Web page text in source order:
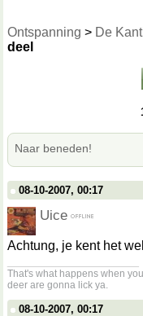
Ontspanning > De
deel
Naar beneden!
08-10-2007, 00:17
Uice
Achtung, je kent het
That's what happens when
deer are gonna lick ya.
08-10-2007, 00:17